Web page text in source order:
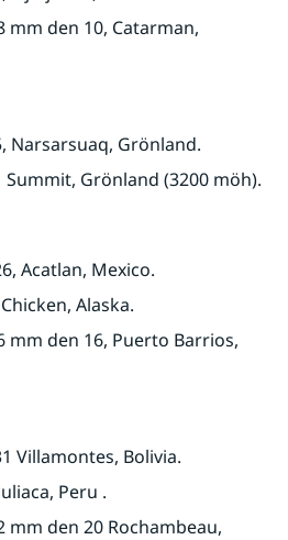
mm den 10, Catarman,
Narsarsuaq, Grönland.
Summit, Grönland (3200 möh).
Acatlan, Mexico.
Alaska.
mm den 16, Puerto Barrios,
Villamontes, Bolivia.
Peru .
den 20 Rochambeau,